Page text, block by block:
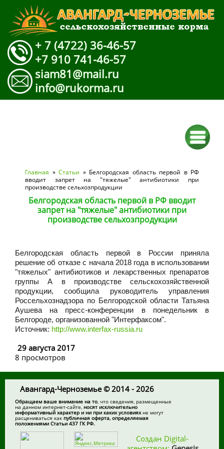
+ 7 (4722) 36-46-57
+7 910 741-46-57
siam81@mail.ru
info@rukorma.ru
Вы здесь
Главная » Статьи » Белгородская область первой в РФ
вводит запрет на "тяжелые" антибиотики при
производстве сельхозпродукции
Белгородская область первой в РФ вводит
запрет на "тяжелые" антибиотики при
производстве сельхозпродукции
Белгородская область первой в России приняла
решение об отказе с начала 2018 года в использовании
"тяжелых" антибиотиков и лекарственных препаратов
группы А в производстве сельскохозяйственной
продукции, сообщила руководитель управления
Россельхознадзора по Белгородской области Татьяна
Аушева на пресс-конференции в понедельник в
Белгороде, организованной "Интерфаксом".
Источник: http://www.interfax-russia.ru
29 августа 2017
8 просмотров
Авангард-Черноземье © 2014 - 2026
Обращаем ваше внимание на то , что сведения, размещенные
на данном интернет-сайте, носят исключительно
информативный характер и ни при каких условияхне могут
расцениваться какпубличная оферта, определяемая
положениями Статьи 437 ГК РФ.
Создан Digital-